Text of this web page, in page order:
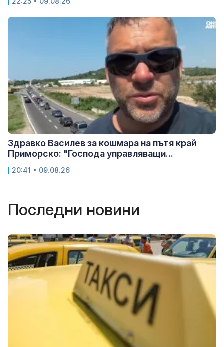
Здравко Василев за кошмара на пътя край
Приморско: "Господа управляващи...
20:41 • 09.08.26
Последни новини